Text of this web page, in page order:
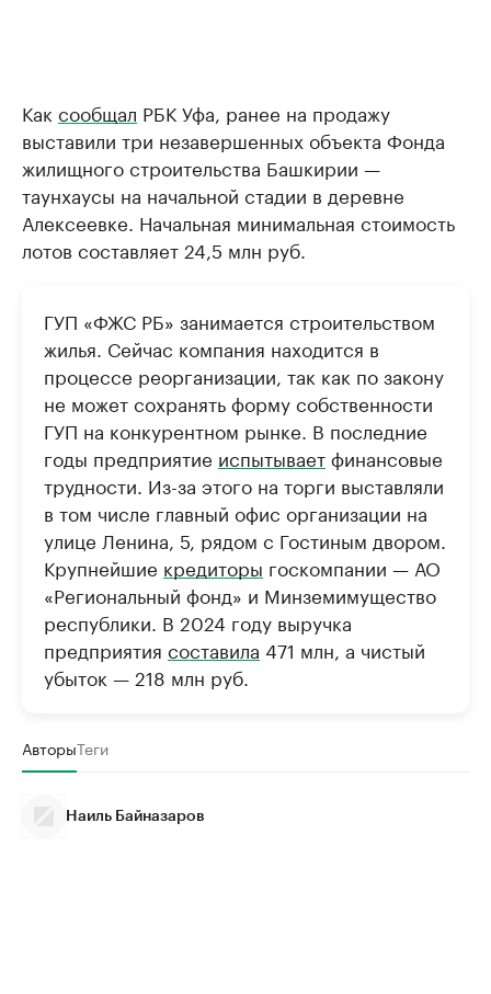
Как сообщал РБК Уфа, ранее на продажу
выставили три незавершенных объекта Фонда
жилищного строительства Башкирии —
таунхаусы на начальной стадии в деревне
Алексеевке. Начальная минимальная стоимость
лотов составляет 24,5 млн руб.
ГУП «ФЖС РБ» занимается строительством
жилья. Сейчас компания находится в
процессе реорганизации, так как по закону
не может сохранять форму собственности
ГУП на конкурентном рынке. В последние
годы предприятие испытываетфинансовые
трудности. Из-за этого на торги выставляли
в том числе главный офис организации на
улице Ленина, 5, рядом с Гостиным двором.
Крупнейшие кредиторы госкомпании — АО
«Региональный фонд» и Минземимущество
республики. В 2024 году выручка
предприятия составила 471 млн, а чистый
убыток — 218 млн руб.
АвторыТеги
Наиль Байназаров